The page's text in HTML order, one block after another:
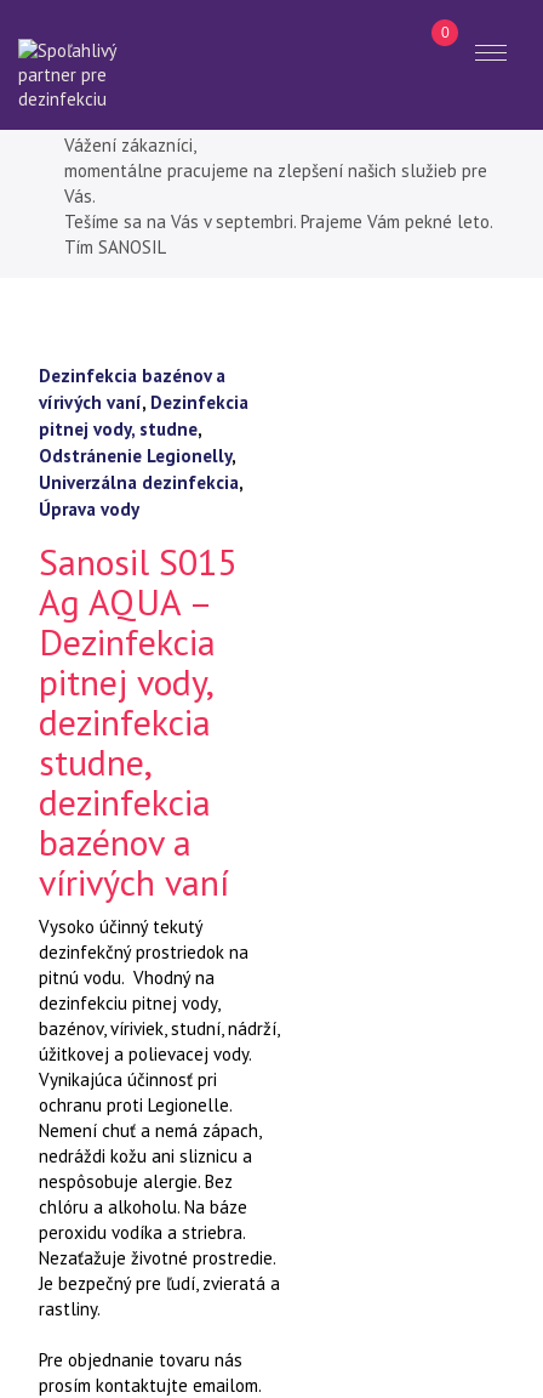
Toggle
0
Vážení zákazníci,
momentálne pracujeme na zlepšení našich služieb pre
Vás.
Tešíme sa na Vás v septembri. Prajeme Vám pekné leto.
Tím SANOSIL
Dezinfekcia bazénov a
vírivých vaní, Dezinfekcia
pitnej vody, studne,
Odstránenie Legionelly,
Univerzálna dezinfekcia,
Úprava vody
Sanosil S015
Ag AQUA –
Dezinfekcia
pitnej vody,
dezinfekcia
studne,
dezinfekcia
bazénov a
vírivých vaní
Vysoko účinný tekutý
dezinfekčný prostriedok na
pitnú vodu. Vhodný na
dezinfekciu pitnej vody,
bazénov, víriviek, studní, nádrží,
úžitkovej a polievacej vody.
Vynikajúca účinnosť pri
ochranu proti Legionelle.
Nemení chuť a nemá zápach,
nedráždi kožu ani sliznicu a
nespôsobuje alergie. Bez
chlóru a alkoholu. Na báze
peroxidu vodíka a striebra.
Nezaťažuje životné prostredie.
Je bezpečný pre ľudí, zvieratá a
rastliny.
Pre objednanie tovaru nás
prosím kontaktujte emailom.